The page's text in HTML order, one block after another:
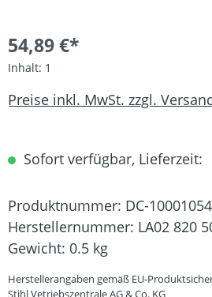
54,89 €*
Inhalt: 1
Preise inkl. MwSt. zzgl.
Sofort verfügbar, Lieferzeit:
Produktnummer: DC-
Herstellernummer: LA02 820
Gewicht: 0.5 kg
Herstellerangaben gemäß EU-
Stihl Vetriebszentrale AG & Co. KG